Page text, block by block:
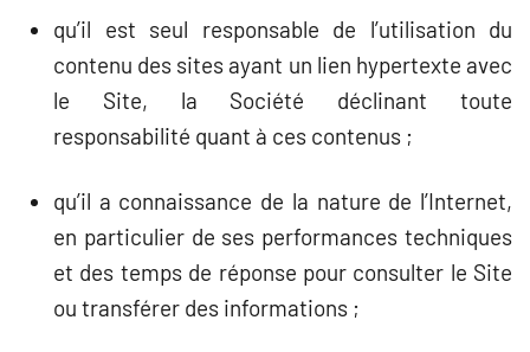
qu’il est seul responsable de l’utilisation du
contenu des sites ayant un lien hypertexte avec
le Site, la Société déclinant toute
responsabilité quant à ces contenus ;
qu’il a connaissance de la nature de l’Internet,
en particulier de ses performances techniques
et des temps de réponse pour consulter le Site
ou transférer des informations ;